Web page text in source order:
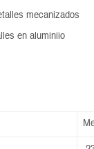
mecanizados
en aluminiio